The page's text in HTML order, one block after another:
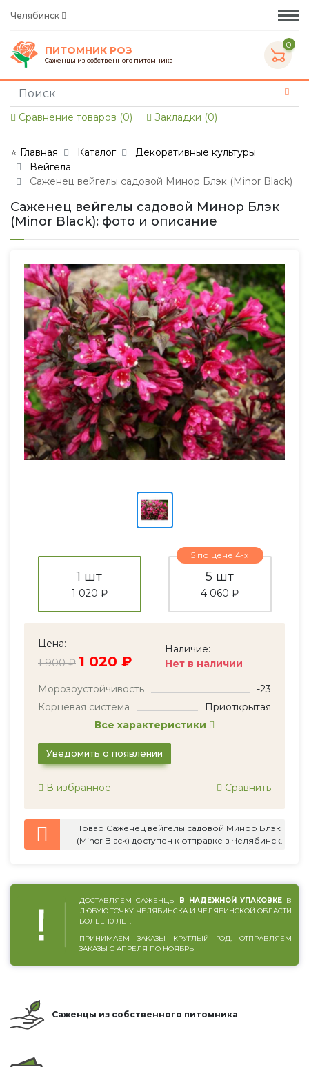
Челябинск
ПИТОМНИК РОЗ
Саженцы из собственного питомника
0
Сравнение товаров (0) Закладки (0)
⭐ Главная Каталог
Декоративные культуры
Вейгела
Саженец вейгелы садовой Минор Блэк (Minor Black)
Саженец вейгелы садовой Минор Блэк
(Minor Black): фото и описание
1 шт
1 020 ₽
5 по цене 4-х
5 шт
4 060 ₽
Цена:
1 900 ₽ 1 020 ₽
Наличие:
Нет в наличии
Морозоустойчивость
-23
Корневая система
Приоткрытая
Все характеристики
Уведомить о появлении
В избранное Сравнить
Товар Саженец вейгелы садовой Минор Блэк
(Minor Black) доступен к отправке в Челябинск.
ДОСТАВЛЯЕМ САЖЕНЦЫ В НАДЕЖНОЙ УПАКОВКЕ В
ЛЮБУЮ ТОЧКУ ЧЕЛЯБИНСКА И ЧЕЛЯБИНСКОЙ ОБЛАСТИ
БОЛЕЕ 10 ЛЕТ.
ПРИНИМАЕМ ЗАКАЗЫ КРУГЛЫЙ ГОД, ОТПРАВЛЯЕМ
ЗАКАЗЫ С АПРЕЛЯ ПО НОЯБРЬ
Саженцы из собственного питомника